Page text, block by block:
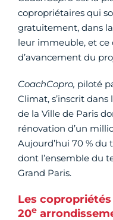
copropriétaires qui
gratuitement, dans
leur immeuble, et ce
d’avancement du
CoachCopro, piloté
Climat, s’inscrit
de la Ville de Paris
rénovation d’un
Aujourd’hui 70 %
dont l’ensemble du
Grand Paris.
Les
20e